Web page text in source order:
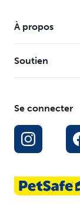
À propos
Soutien
Se connecter